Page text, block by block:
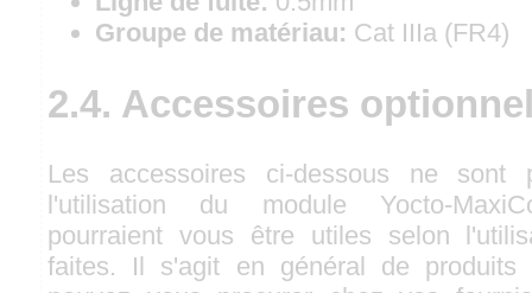
Groupe de matériau: Cat IIIa (FR4)
2.4. Accessoires
Les accessoires ci-dessous ne sont
l'utilisation du module Yocto-
pourraient vous être utiles selon
faites. Il s'agit en général de produits